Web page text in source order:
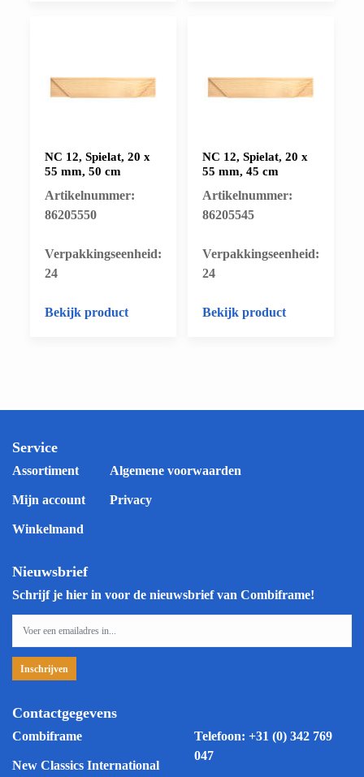
NC 12, Spielat, 20 x
55 mm, 50 cm
Artikelnummer:
86205550
​Verpakkingseenheid:
24
Bekijk product
NC 12, Spielat, 20 x
55 mm, 45 cm
Artikelnummer:
86205545
​Verpakkingseenheid:
24
Bekijk product
Service
Assortiment
Mijn account
Winkelmand
Algemene voorwaarden
Privacy
Nieuwsbrief
Schrijf je hier in voor de nieuwsbrief van Combiframe!
Contactgegevens
Combiframe
New Classics International
Telefoon: +31 (0) 342 769
047